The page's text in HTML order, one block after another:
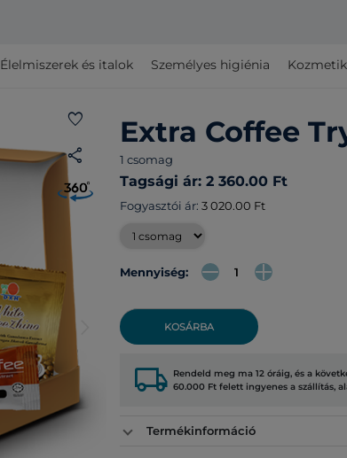
Élelmiszerek és italok Személyes higiénia
favorite
share
arrow_forward_ios
Extra Coffee
1 csomag
Tagsági ár: 2 360.00 Ft
Fogyasztói ár: 3 020.00 Ft
Mennyiség:
KOSÁRBA
local_shipping Rendeld meg ma 12 óráig, és a
60.000 Ft felett ingyenes a szállítás,
Termékinformáció